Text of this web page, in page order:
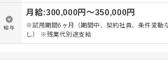
たきめ細やかなサービスで、特別なダイニング体
を演出することがミッションです。 ホテル内の中
料理「故宮」が9年連続でミシュラン1つ星を獲得
るなど、質の高い料理とサービスが集まる環境で
給与
月給:300,000円〜350,000円
※試用期間6ヶ月（期間中、契約社員、条件変動
し） ※残業代別途支給